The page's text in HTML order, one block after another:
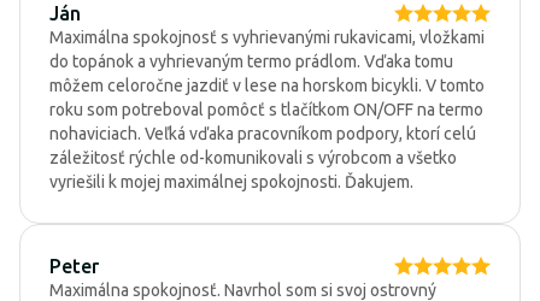
Ján
Maximálna spokojnosť s vyhrievanými rukavicami, vložkami
do topánok a vyhrievaným termo prádlom. Vďaka tomu
môžem celoročne jazdiť v lese na horskom bicykli. V tomto
roku som potreboval pomôcť s tlačítkom ON/OFF na termo
nohaviciach. Veľká vďaka pracovníkom podpory, ktorí celú
záležitosť rýchle od-komunikovali s výrobcom a všetko
vyriešili k mojej maximálnej spokojnosti. Ďakujem.
Peter
Maximálna spokojnosť. Navrhol som si svoj ostrovný